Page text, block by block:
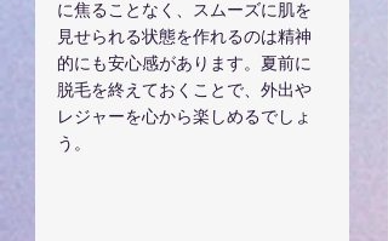
に焦ることなく、スムーズに肌を
見せられる状態を作れるのは精神
的にも安心感があります。夏前に
脱毛を終えておくことで、外出や
レジャーを心から楽しめるでしょ
う。